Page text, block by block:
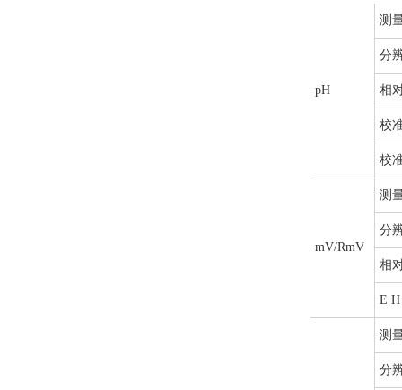
pH
测
分
相
校
校
mV/RmV
测
分
相
E H
测
分